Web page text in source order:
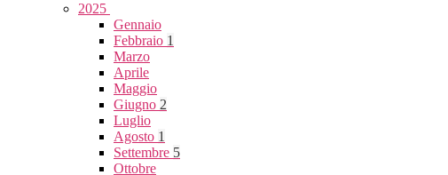
2025
Gennaio
Febbraio 1
Marzo
Aprile
Maggio
Giugno 2
Luglio
Agosto 1
Settembre 5
Ottobre